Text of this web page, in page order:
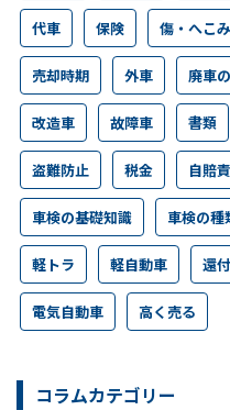
代車 保険 傷・へこみ
売却時期 外車 廃車
改造車 故障車 書類
盗難防止 税金 自賠
車検の基礎知識 車検の種
軽トラ 軽自動車 還付
電気自動車 高く売る
コラムカテゴリー